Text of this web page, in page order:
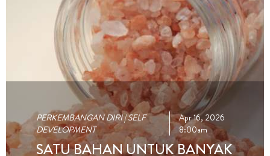
PERKEMBANGAN DIRI | SELF
DEVELOPMENT
Apr 16, 2026
8:00am
SATU BAHAN UNTUK BANYAK